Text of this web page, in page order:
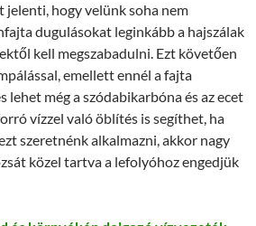
jelenti, hogy velünk soha nem
dugulásokat leginkább a hajszálak
kell megszabadulni. Ezt követően
emellett ennél a fajta
lehet még a szódabikarbóna és az ecet
vízzel való öblítés is segíthet, ha
szeretnénk alkalmazni, akkor nagy
közel tartva a lefolyóhoz engedjük